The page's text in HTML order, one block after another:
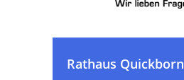
Rathaus Quickborn